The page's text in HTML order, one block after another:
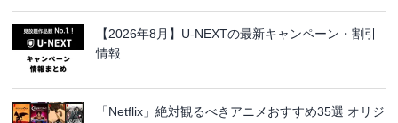
【2026年8月】U-NEXTの最新キャンペーン・割引
情報
「Netflix」絶対観るべきアニメおすすめ35選 オリジ